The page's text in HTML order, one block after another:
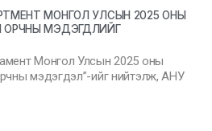
МОНГОЛ УЛСЫН 2025 ОНЫ
ОРЧНЫ МЭДЭГДЛИЙГ
Монгол Улсын 2025 оны
мэдэгдэл”-ийг нийтэлж, АНУ